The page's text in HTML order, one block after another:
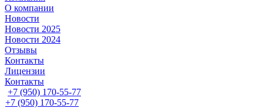
О компании
Новости
Новости 2025
Новости 2024
Отзывы
Контакты
Лицензии
Контакты
+7 (950) 170-55-77
+7 (950) 170-55-77